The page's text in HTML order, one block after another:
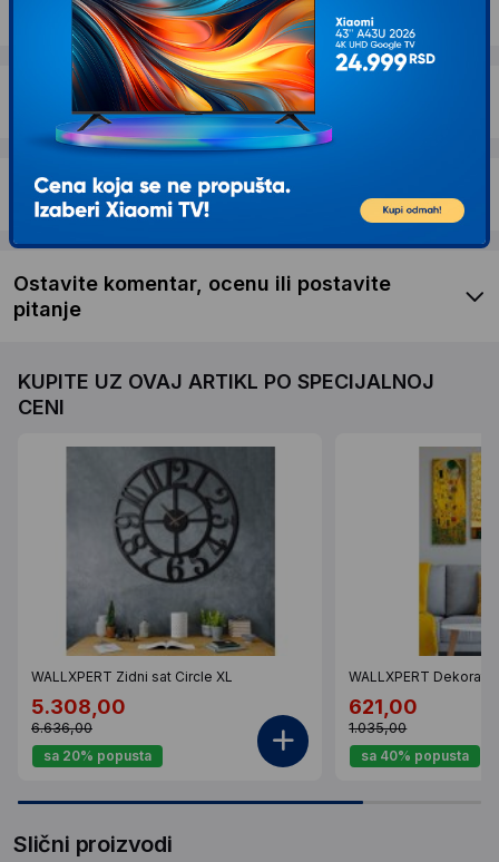
Dostava i povrat
Garancija
Recenzije kupaca
Ostavite komentar, ocenu ili postavite
pitanje
KUPITE UZ OVAJ ARTIKL PO SPECIJALNOJ
CENI
WALLXPERT Zidni sat Circle XL
5.308,00
6.636,00
sa 20% popusta
WALLXPERT
621,00
1.035,00
sa 40% popusta
Slični proizvodi